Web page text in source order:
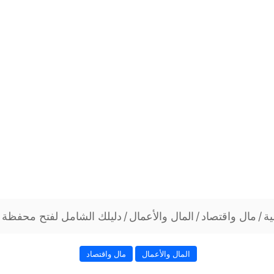
/ مال واقتصاد/ المال والأعمال/ دليلك الشامل لفتح محفظة
المال والأعمال مال واقتصاد